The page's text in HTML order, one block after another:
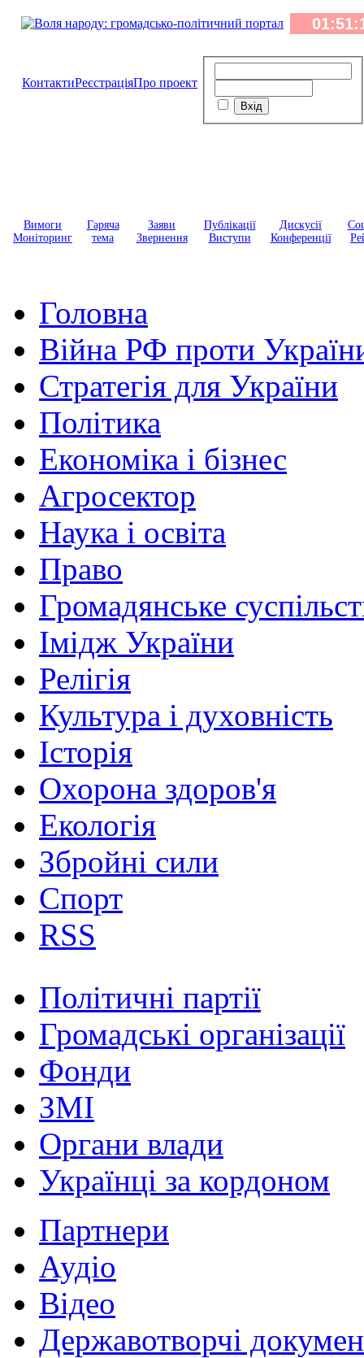
КонтактиРеєстраціяПро проект
Вимоги
Моніторинг
Гаряча
тема
Заяви
Звернення
Публікації
Виступи
Дискусії
Конференції
Головна
Війна РФ проти
Стратегія для України
Політика
Економіка і бізнес
Агросектор
Наука і освіта
Право
Громадянське
Імідж України
Релігія
Культура і духовність
Історія
Охорона здоров'я
Екологія
Збройні сили
Спорт
RSS
Політичні партії
Громадські організації
Фонди
ЗМІ
Органи влади
Українці за кордоном
Партнери
Аудіо
Відео
Державотворчі